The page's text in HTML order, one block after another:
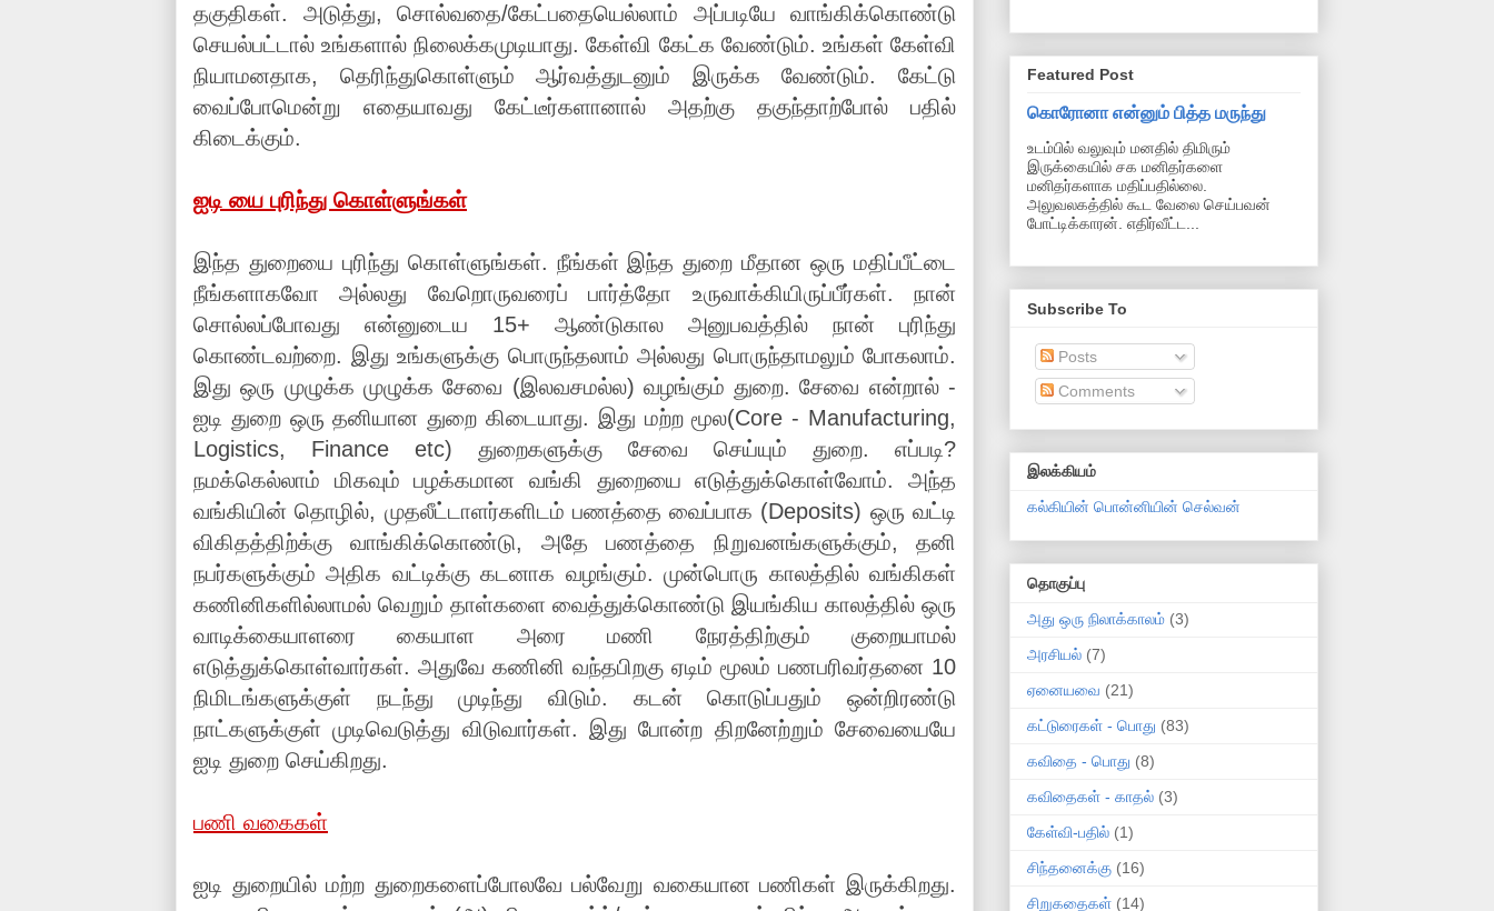
தகுதிகள். அடுத்து, சொல்வதை/கேட்பதையெல்லாம் அப்படியே வாங்கிக்கொண்டு
செயல்பட்டால் உங்களால் நிலைக்கமுடியாது. கேள்வி கேட்க வேண்டும். உங்கள் கேள்வி
நியாமனதாக, தெரிந்துகொள்ளும் ஆர்வத்துடனும் இருக்க வேண்டும். கேட்டு
வைப்போமென்று எதையாவது கேட்டீர்களானால் அதற்கு தகுந்தாற்போல் பதில்
கிடைக்கும்.
ஐடி யை புரிந்து கொள்ளுங்கள்
இந்த துறையை புரிந்து கொள்ளுங்கள். நீங்கள் இந்த துறை மீதான ஒரு மதிப்பீட்டை
நீங்களாகவோ அல்லது வேறொருவரைப் பார்த்தோ உருவாக்கியிருப்பீர்கள். நான்
சொல்லப்போவது என்னுடைய 15+ ஆண்டுகால அனுபவத்தில் நான் புரிந்து
கொண்டவற்றை. இது உங்களுக்கு பொருந்தலாம் அல்லது பொருந்தாமலும் போகலாம்.
இது ஒரு முழுக்க முழுக்க சேவை (இலவசமல்ல) வழங்கும் துறை. சேவை என்றால் -
ஐடி துறை ஒரு தனியான துறை கிடையாது. இது மற்ற மூல(Core - Manufacturing,
Logistics, Finance etc) துறைகளுக்கு சேவை செய்யும் துறை. எப்படி?
நமக்கெல்லாம் மிகவும் பழக்கமான வங்கி துறையை எடுத்துக்கொள்வோம். அந்த
வங்கியின் தொழில், முதலீட்டாளர்களிடம் பணத்தை வைப்பாக (Deposits) ஒரு வட்டி
விகிதத்திற்க்கு வாங்கிக்கொண்டு, அதே பணத்தை நிறுவனங்களுக்கும், தனி
நபர்களுக்கும் அதிக வட்டிக்கு கடனாக வழங்கும். முன்பொரு காலத்தில் வங்கிகள்
கணினிகளில்லாமல் வெறும் தாள்களை வைத்துக்கொண்டு இயங்கிய காலத்தில் ஒரு
வாடிக்கையாளரை கையாள அரை மணி நேரத்திற்கும் குறையாமல்
எடுத்துக்கொள்வார்கள். அதுவே கணினி வந்தபிறகு ஏடிம் மூலம் பணபரிவர்தனை 10
நிமிடங்களுக்குள் நடந்து முடிந்து விடும். கடன் கொடுப்பதும் ஒன்றிரண்டு
நாட்களுக்குள் முடிவெடுத்து விடுவார்கள். இது போன்ற திறனேற்றும் சேவையையே
ஐடி துறை செய்கிறது.
பணி வகைகள்
ஐடி துறையில் மற்ற துறைகளைப்போலவே பல்வேறு வகையான பணிகள் இருக்கிறது.
Featured Post
கொரோனா என்னும் பித்த மருந்து
உடம்பில் வலுவும் மனதில் திமிரும்
இருக்கையில் சக மனிதர்களை
மனிதர்களாக மதிப்பதில்லை.
அலுவலகத்தில் கூட வேலை செய்பவன்
போட்டிக்காரன். எதிர்வீட்ட...
Subscribe To
Posts
Comments
இலக்கியம்
கல்கியின் பொன்னியின் செல்வன்
தொகுப்பு
அது ஒரு நிலாக்காலம் (3)
அரசியல் (7)
ஏனையவை (21)
கட்டுரைகள் - பொது (83)
கவிதை - பொது (8)
கவிதைகள் - காதல் (3)
கேள்வி-பதில் (1)
சிந்தனைக்கு (16)
சிறுகதைகள் (14)